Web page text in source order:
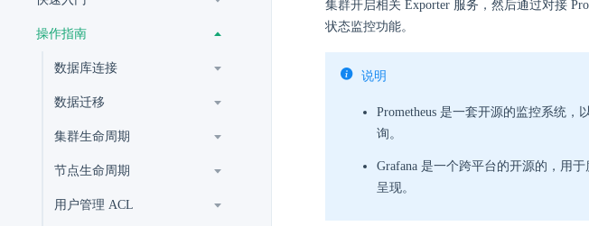
操作指南
数据库连接
数据迁移
集群生命周期
节点生命周期
用户管理 ACL
集群开启相关 Exporter 服务，然后通过对接
状态监控功能。
说明
Prometheus 是一套开源的监控系统
询。
Grafana 是一个跨平台的开源的，用
呈现。